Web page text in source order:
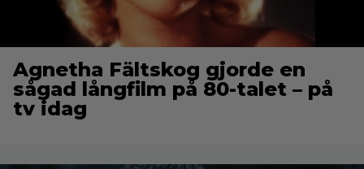
Agnetha Fältskog gjorde en
sågad långfilm på 80-talet – på
tv idag